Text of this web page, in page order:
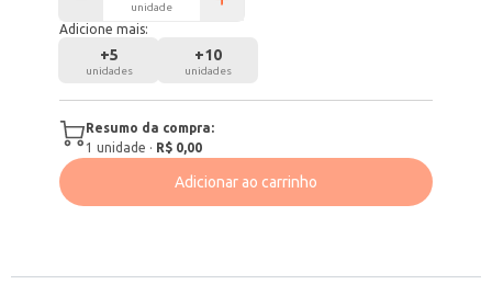
unidade
Adicione mais:
+5
unidades
+10
unidades
Resumo da compra:
1 unidade · R$ 0,00
Adicionar ao carrinho